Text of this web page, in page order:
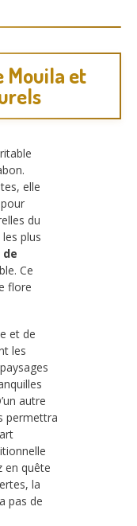
Mouila et
elle
du
plus
Ce
flore
et de
les
autre
permettra
en quête
la
pas de